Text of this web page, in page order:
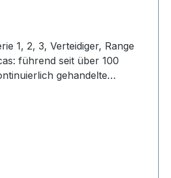
1, 2, 3, Verteidiger, Range
führend seit über 100
gehandelte